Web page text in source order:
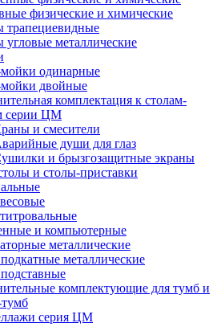
физические и химические
трапециевидные
металлические
одинарные
двойные
комплектация к столам-
серии ЦМ
и смесители
души для глаз
и брызгозащитные экраны
и столы-приставки
и компьютерные
металлические
металлические
комплектующие для тумб и
тумб
серия ЦМ